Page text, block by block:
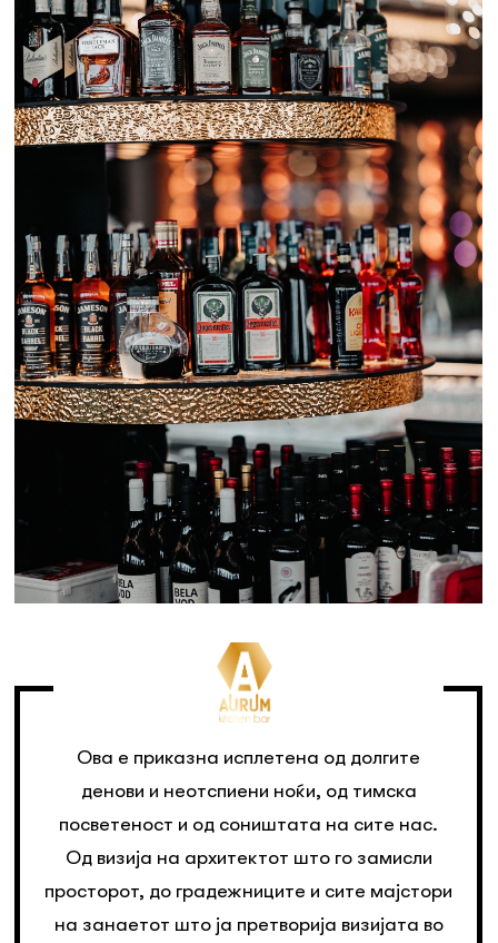
Ова е приказна исплетена од долгите
денови и неотспиени ноќи, од тимска
посветеност и од соништата на сите нас.
Од визија на архитектот што го замисли
просторот, до градежниците и сите мајстори
на занаетот што ја претворија визијата во